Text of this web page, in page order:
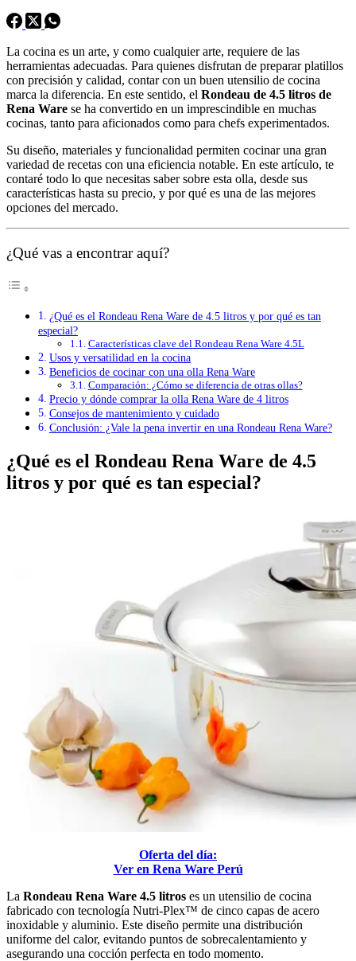
La cocina es un arte, y como cualquier arte, requiere de las
herramientas adecuadas. Para quienes disfrutan de preparar platillos
con precisión y calidad, contar con un buen utensilio de cocina
marca la diferencia. En este sentido, el Rondeau de 4.5 litros de
Rena Ware se ha convertido en un imprescindible en muchas
cocinas, tanto para aficionados como para chefs experimentados.
Su diseño, materiales y funcionalidad permiten cocinar una gran
variedad de recetas con una eficiencia notable. En este artículo, te
contaré todo lo que necesitas saber sobre esta olla, desde sus
características hasta su precio, y por qué es una de las mejores
opciones del mercado.
¿Qué vas a encontrar aquí?
¿Qué es el Rondeau Rena Ware de 4.5 litros y por qué es tan
especial?
Características clave del Rondeau Rena Ware 4.5L
Usos y versatilidad en la cocina
Beneficios de cocinar con una olla Rena Ware
Comparación: ¿Cómo se diferencia de otras ollas?
Precio y dónde comprar la olla Rena Ware de 4 litros
Consejos de mantenimiento y cuidado
Conclusión: ¿Vale la pena invertir en una Rondeau Rena Ware?
¿Qué es el Rondeau Rena Ware de 4.5
litros y por qué es tan especial?
Oferta del día:
Ver en Rena Ware Perú
La Rondeau Rena Ware 4.5 litros es un utensilio de cocina
fabricado con tecnología Nutri-Plex™ de cinco capas de acero
inoxidable y aluminio. Este diseño permite una distribución
uniforme del calor, evitando puntos de sobrecalentamiento y
asegurando una cocción perfecta en todo momento.